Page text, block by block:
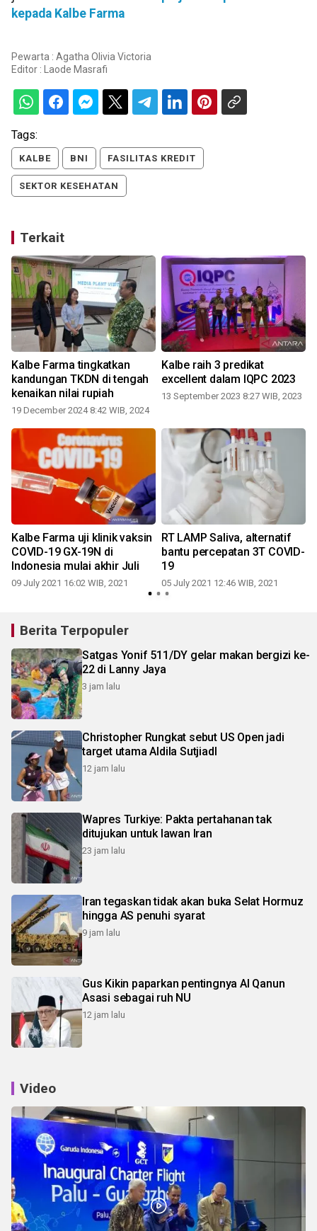
kepada Kalbe Farma
Pewarta : Agatha Olivia Victoria
Editor :
Laode Masrafi
Tags:
KALBE BNI FASILITAS KREDIT
SEKTOR KESEHATAN
Terkait
Kalbe Farma tingkatkan
kandungan TKDN di tengah
kenaikan nilai rupiah
19 December 2024 8:42 WIB, 2024
Kalbe raih 3 predikat
excellent dalam IQPC 2023
13 September 2023 8:27 WIB, 2023
Kalbe Farma uji klinik vaksin
COVID-19 GX-19N di
Indonesia mulai akhir Juli
09 July 2021 16:02 WIB, 2021
RT LAMP Saliva, alternatif
bantu percepatan 3T COVID-
19
05 July 2021 12:46 WIB, 2021
Berita Terpopuler
Satgas Yonif 511/DY gelar makan bergizi ke-
22 di Lanny Jaya
3 jam lalu
Christopher Rungkat sebut US Open jadi
target utama Aldila SutjiadI
12 jam lalu
Wapres Turkiye: Pakta pertahanan tak
ditujukan untuk lawan Iran
23 jam lalu
Iran tegaskan tidak akan buka Selat Hormuz
hingga AS penuhi syarat
9 jam lalu
Gus Kikin paparkan pentingnya Al Qanun
Asasi sebagai ruh NU
12 jam lalu
Video